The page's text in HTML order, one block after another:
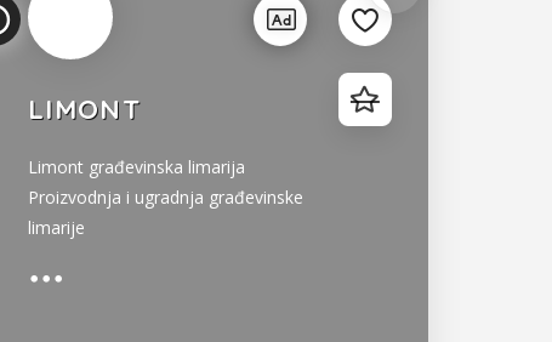
LIMONT
Limont građevinska limarija
Proizvodnja i ugradnja građevinske
limarije